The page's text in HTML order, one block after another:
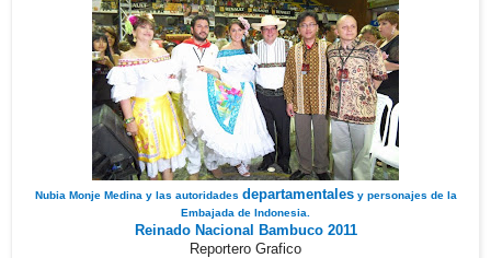
Nubia Monje Medina y las autoridades departamentalesy personajes de la
Embajada de Indonesia.
Reinado Nacional Bambuco 2011
Reportero Grafico